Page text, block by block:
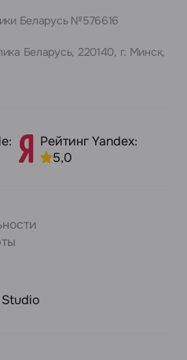
Беларусь №576616
Беларусь, 220140, г. Минск,
Рейтинг Yandex:
5,0